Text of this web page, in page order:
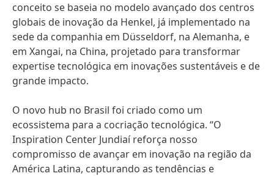
conceito se baseia no modelo avançado dos centros
globais de inovação da Henkel, já implementado na
sede da companhia em Düsseldorf, na Alemanha, e
em Xangai, na China, projetado para transformar
expertise tecnológica em inovações sustentáveis e de
grande impacto.
O novo hub no Brasil foi criado como um
ecossistema para a cocriação tecnológica. “O
Inspiration Center Jundiaí reforça nosso
compromisso de avançar em inovação na região da
América Latina, capturando as tendências e